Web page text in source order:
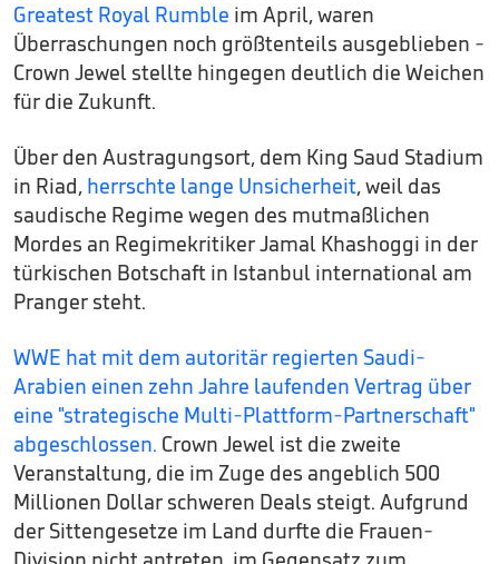
Greatest Royal Rumble im April, waren
Überraschungen noch größtenteils ausgeblieben -
Crown Jewel stellte hingegen deutlich die Weichen
für die Zukunft.
Über den Austragungsort, dem King Saud Stadium
in Riad, herrschte lange Unsicherheit, weil das
saudische Regime wegen des mutmaßlichen
Mordes an Regimekritiker Jamal Khashoggi in der
türkischen Botschaft in Istanbul international am
Pranger steht.
WWE hat mit dem autoritär regierten Saudi-
Arabien einen zehn Jahre laufenden Vertrag über
eine "strategische Multi-Plattform-Partnerschaft"
abgeschlossen. Crown Jewel ist die zweite
Veranstaltung, die im Zuge des angeblich 500
Millionen Dollar schweren Deals steigt. Aufgrund
der Sittengesetze im Land durfte die Frauen-